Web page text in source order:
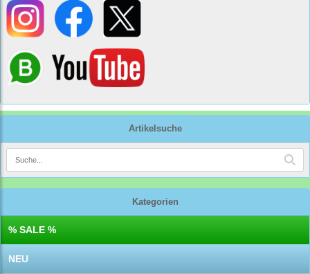
Artikelsuche
Kategorien
% SALE %
NEU